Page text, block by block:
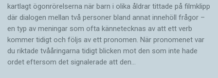
kartlagt ögonrörelserna när barn i olika åldrar tittade på filmklipp
där dialogen mellan två personer bland annat innehöll frågor –
en typ av meningar som ofta kännetecknas av att ett verb
kommer tidigt och följs av ett pronomen. När pronomenet var
du riktade tvååringarna tidigt blicken mot den som inte hade
ordet eftersom det ­signalerade att den…